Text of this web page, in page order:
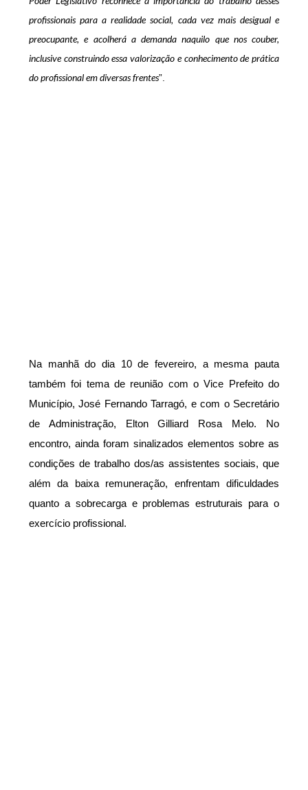
profissionais para a realidade social, cada vez mais desigual e
preocupante, e acolherá a demanda naquilo que nos couber,
inclusive construindo essa valorização e conhecimento de prática
do profissional em diversas frentes”.
Na manhã do dia 10 de fevereiro, a mesma pauta
também foi tema de reunião com o Vice Prefeito do
Município, José Fernando Tarragó, e com o Secretário
de Administração, Elton Gilliard Rosa Melo. No
encontro, ainda foram sinalizados elementos sobre as
condições de trabalho dos/as assistentes sociais, que
além da baixa remuneração, enfrentam dificuldades
quanto a sobrecarga e problemas estruturais para o
exercício profissional.